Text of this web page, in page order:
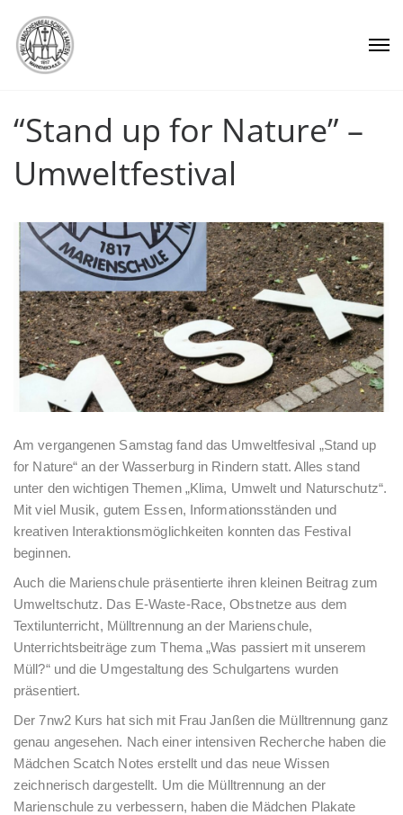
“Stand up for Nature” –
Umweltfestival
Am vergangenen Samstag fand das Umweltfesival „Stand up
for Nature“ an der Wasserburg in Rindern statt. Alles stand
unter den wichtigen Themen „Klima, Umwelt und Naturschutz“.
Mit viel Musik, gutem Essen, Informationsständen und
kreativen Interaktionsmöglichkeiten konnten das Festival
beginnen.
Auch die Marienschule präsentierte ihren kleinen Beitrag zum
Umweltschutz. Das E-Waste-Race, Obstnetze aus dem
Textilunterricht, Mülltrennung an der Marienschule,
Unterrichtsbeiträge zum Thema „Was passiert mit unserem
Müll?“ und die Umgestaltung des Schulgartens wurden
präsentiert.
Der 7nw2 Kurs hat sich mit Frau Janßen die Mülltrennung ganz
genau angesehen. Nach einer intensiven Recherche haben die
Mädchen Scatch Notes erstellt und das neue Wissen
zeichnerisch dargestellt. Um die Mülltrennung an der
Marienschule zu verbessern, haben die Mädchen Plakate